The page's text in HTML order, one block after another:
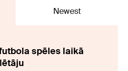
Newest
spēles laikā